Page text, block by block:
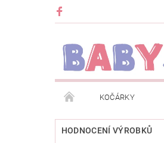
KOČÁRKY
METRÁŽ ZNAČKY
HODNOCENÍ VÝROBKŮ